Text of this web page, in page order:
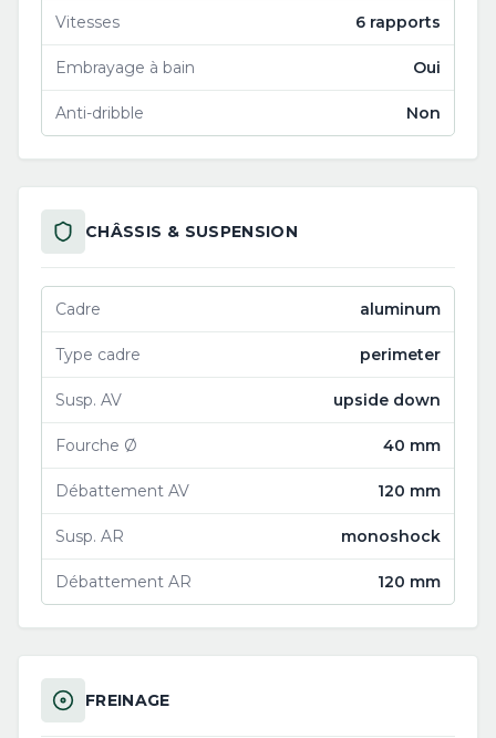
Vitesses 6 rapports
Embrayage à bain Oui
Anti-dribble Non
CHÂSSIS & SUSPENSION
Cadre aluminum
Type cadre perimeter
Susp. AV upside down
Fourche Ø 40 mm
Débattement AV 120 mm
Susp. AR monoshock
Débattement AR 120 mm
FREINAGE